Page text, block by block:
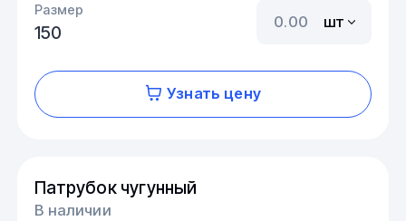
Размер
150
шт
Узнать цену
Патрубок чугунный
В наличии